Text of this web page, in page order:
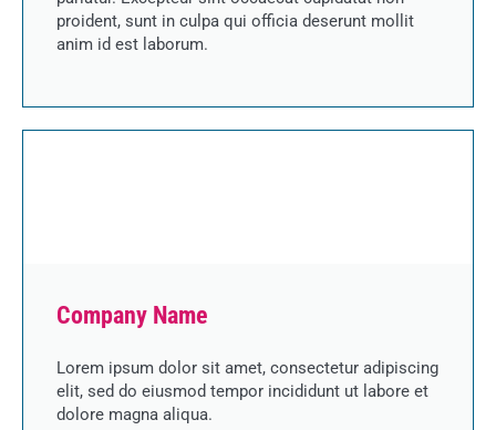
proident, sunt in culpa qui officia deserunt mollit
anim id est laborum.
Company Name
Lorem ipsum dolor sit amet, consectetur adipiscing
elit, sed do eiusmod tempor incididunt ut labore et
dolore magna aliqua.